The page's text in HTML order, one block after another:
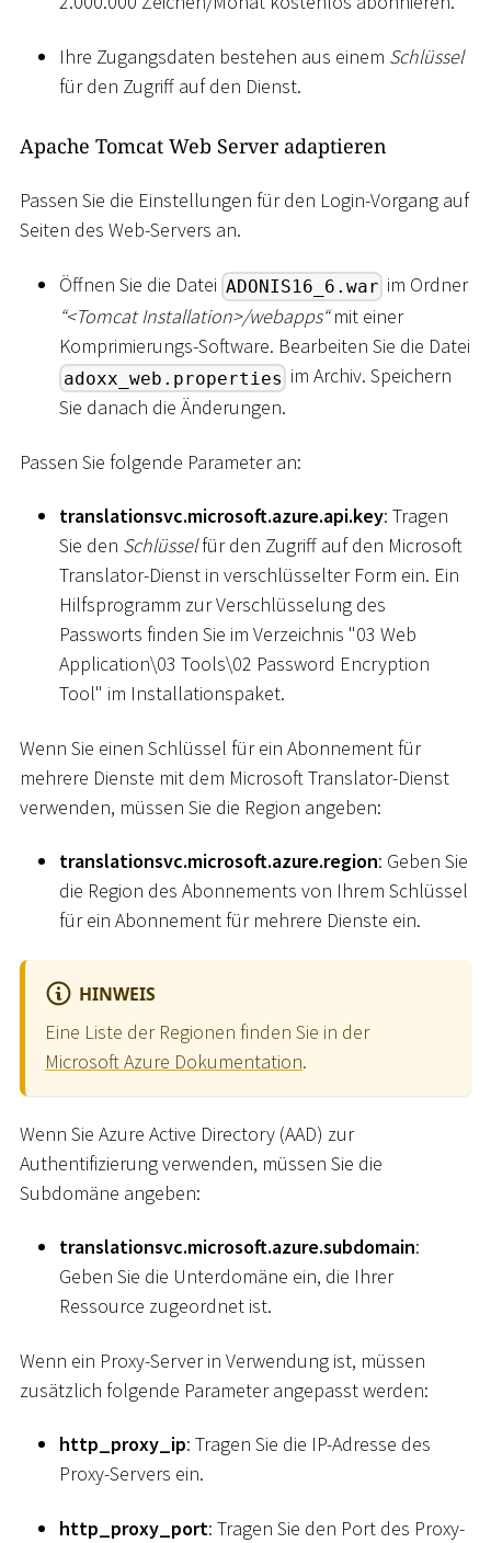
Ihre Zugangsdaten bestehen aus einem Schlüssel
für den Zugriff auf den Dienst.
Apache Tomcat Web Server adaptieren
Passen Sie die Einstellungen für den Login-Vorgang auf
Seiten des Web-Servers an.
Öffnen Sie die Datei ADONIS16_6.war im Ordner
“<Tomcat Installation>/webapps“mit einer
Komprimierungs-Software. Bearbeiten Sie die Datei
adoxx_web.properties im Archiv. Speichern
Sie danach die Änderungen.
Passen Sie folgende Parameter an:
translationsvc.microsoft.azure.api.key: Tragen
Sie den Schlüsselfür den Zugriff auf den Microsoft
Translator-Dienst in verschlüsselter Form ein. Ein
Hilfsprogramm zur Verschlüsselung des
Passworts finden Sie im Verzeichnis "03 Web
Application\03 Tools\02 Password Encryption
Tool" im Installationspaket.
Wenn Sie einen Schlüssel für ein Abonnement für
mehrere Dienste mit dem Microsoft Translator-Dienst
verwenden, müssen Sie die Region angeben:
translationsvc.microsoft.azure.region: Geben Sie
die Region des Abonnements von Ihrem Schlüssel
für ein Abonnement für mehrere Dienste ein.
HINWEIS
Eine Liste der Regionen finden Sie in der
Microsoft Azure Dokumentation.
Wenn Sie Azure Active Directory (AAD) zur
Authentifizierung verwenden, müssen Sie die
Subdomäne angeben:
translationsvc.microsoft.azure.subdomain:
Geben Sie die Unterdomäne ein, die Ihrer
Ressource zugeordnet ist.
Wenn ein Proxy-Server in Verwendung ist, müssen
zusätzlich folgende Parameter angepasst werden:
http_proxy_ip: Tragen Sie die IP-Adresse des
Proxy-Servers ein.
http_proxy_port: Tragen Sie den Port des Proxy-